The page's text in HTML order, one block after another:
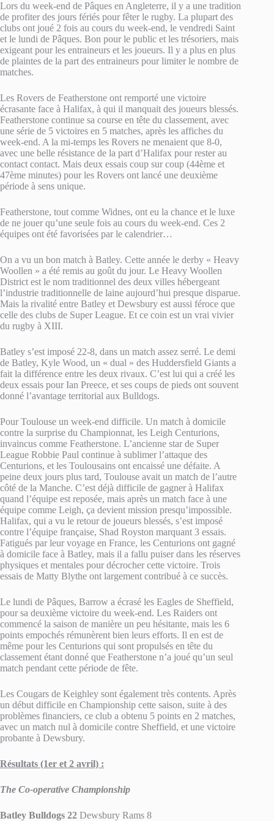
Lors du week-end de Pâques en Angleterre, il y a une tradition
de profiter des jours fériés pour fêter le rugby. La plupart des
clubs ont joué 2 fois au cours du week-end, le vendredi Saint
et le lundi de Pâques. Bon pour le public et les trésoriers, mais
exigeant pour les entraineurs et les joueurs. Il y a plus en plus
de plaintes de la part des entraineurs pour limiter le nombre de
matches.
Les Rovers de Featherstone ont remporté une victoire
écrasante face à Halifax, à qui il manquait des joueurs blessés.
Featherstone continue sa course en tête du classement, avec
une série de 5 victoires en 5 matches, après les affiches du
week-end. A la mi-temps les Rovers ne menaient que 8-0,
avec une belle résistance de la part d’Halifax pour rester au
contact contact. Mais deux essais coup sur coup (44ème et
47ème minutes) pour les Rovers ont lancé une deuxième
période à sens unique.
Featherstone, tout comme Widnes, ont eu la chance et le luxe
de ne jouer qu’une seule fois au cours du week-end. Ces 2
équipes ont été favorisées par le calendrier…
On a vu un bon match à Batley. Cette année le derby « Heavy
Woollen » a été remis au goût du jour. Le Heavy Woollen
District est le nom traditionnel des deux villes hébergeant
l’industrie traditionnelle de laine aujourd’hui presque disparue.
Mais la rivalité entre Batley et Dewsbury est aussi féroce que
celle des clubs de Super League. Et ce coin est un vrai vivier
du rugby à XIII.
Batley s’est imposé 22-8, dans un match assez serré. Le demi
de Batley, Kyle Wood, un « dual » des Huddersfield Giants a
fait la différence entre les deux rivaux. C’est lui qui a créé les
deux essais pour Ian Preece, et ses coups de pieds ont souvent
donné l’avantage territorial aux Bulldogs.
Pour Toulouse un week-end difficile. Un match à domicile
contre la surprise du Championnat, les Leigh Centurions,
invaincus comme Featherstone. L’ancienne star de Super
League Robbie Paul continue à sublimer l’attaque des
Centurions, et les Toulousains ont encaissé une défaite. A
peine deux jours plus tard, Toulouse avait un match de l’autre
côté de la Manche. C’est déjà difficile de gagner à Halifax
quand l’équipe est reposée, mais après un match face à une
équipe comme Leigh, ça devient mission presqu’impossible.
Halifax, qui a vu le retour de joueurs blessés, s’est imposé
contre l’équipe française, Shad Royston marquant 3 essais.
Fatigués par leur voyage en France, les Centurions ont gagné
à domicile face à Batley, mais il a fallu puiser dans les réserves
physiques et mentales pour décrocher cette victoire. Trois
essais de Matty Blythe ont largement contribué à ce succès.
Le lundi de Pâques, Barrow a écrasé les Eagles de Sheffield,
pour sa deuxième victoire du week-end. Les Raiders ont
commencé la saison de manière un peu hésitante, mais les 6
points empochés rémunèrent bien leurs efforts. Il en est de
même pour les Centurions qui sont propulsés en tête du
classement étant donné que Featherstone n’a joué qu’un seul
match pendant cette période de fête.
Les Cougars de Keighley sont également très contents. Après
un début difficile en Championship cette saison, suite à des
problèmes financiers, ce club a obtenu 5 points en 2 matches,
avec un match nul à domicile contre Sheffield, et une victoire
probante à Dewsbury.
Résultats (1er et 2 avril) :
The Co-operative Championship
Batley Bulldogs 22 Dewsbury Rams 8